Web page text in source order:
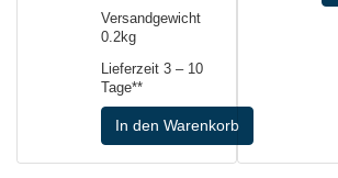
Versandgewicht
0.2kg
Lieferzeit 3 – 10
Tage**
In den Warenkorb